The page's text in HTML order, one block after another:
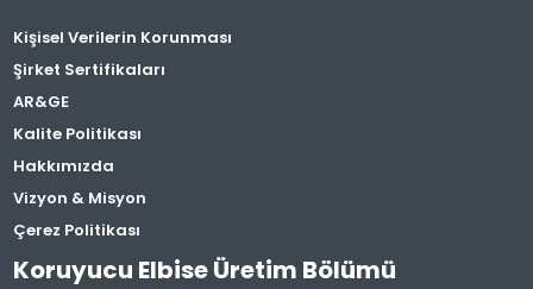
Kişisel Verilerin Korunması
Şirket Sertifikaları
AR&GE
Kalite Politikası
Hakkımızda
Vizyon & Misyon
Çerez Politikası
Koruyucu Elbise Üretim Bölümü